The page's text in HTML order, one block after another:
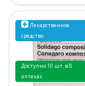
Лекарственное
средство
Доступно 10 шт. в 8
аптеках